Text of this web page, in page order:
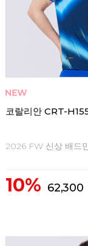
코랄리안 CDT-
2026 FW 신상 배드
10% 41,500